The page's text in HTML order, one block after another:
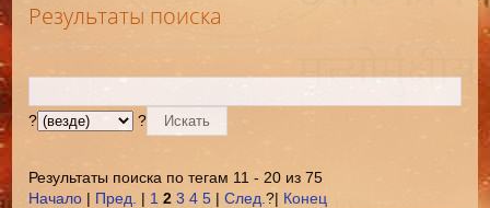
Результаты поиска
? ?
Результаты поиска по тегам 11 - 20 из 75
Начало | Пред. | 1 2 3 4 5 |След.?| Конец